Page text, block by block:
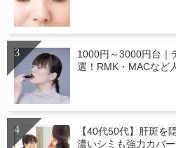
1000円～3000円台｜
選！RMK・MACなど
【40代50代】肝斑を
濃いシミも強力カバ